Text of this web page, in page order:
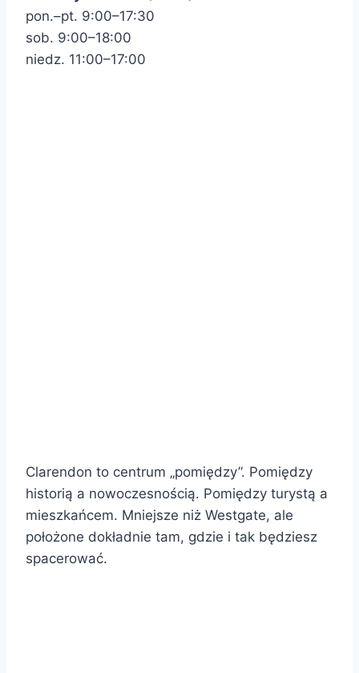
pon.–pt. 9:00–17:30
sob. 9:00–18:00
niedz. 11:00–17:00
Clarendon to centrum „pomiędzy”. Pomiędzy
historią a nowoczesnością. Pomiędzy turystą a
mieszkańcem. Mniejsze niż Westgate, ale
położone dokładnie tam, gdzie i tak będziesz
spacerować.